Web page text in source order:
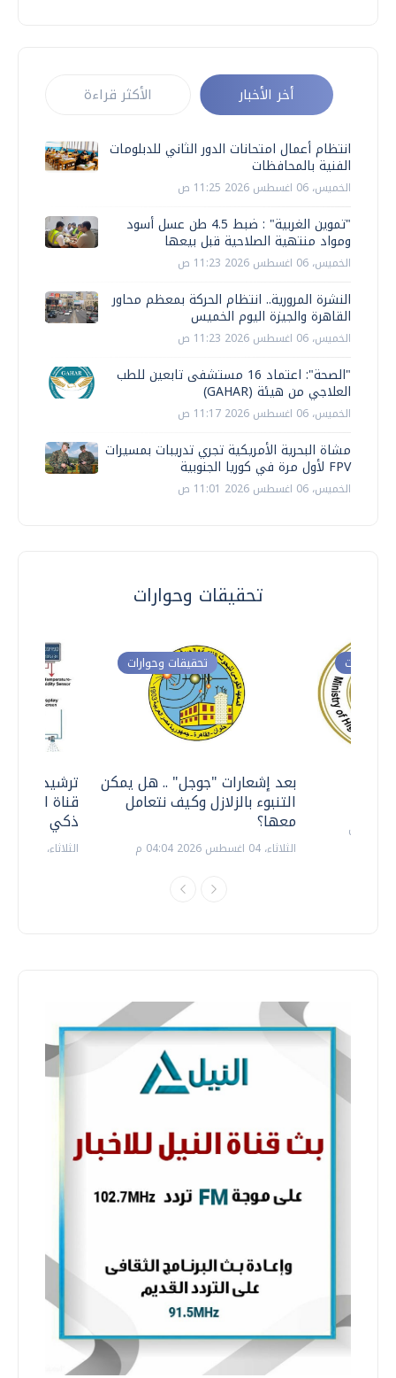
أخر الأخبار الأكثر قراءة
انتظام أعمال امتحانات الدور الثاني للدبلومات
الفنية بالمحافظات
الخميس، 06 اغسطس 2026 11:25 ص
"تموين الغربية" : ضبط 4.5 طن عسل أسود
ومواد منتهية الصلاحية قبل بيعها
الخميس، 06 اغسطس 2026 11:23 ص
النشرة المرورية.. انتظام الحركة بمعظم محاور
القاهرة والجيزة اليوم الخميس
الخميس، 06 اغسطس 2026 11:23 ص
"الصحة": اعتماد 16 مستشفى تابعين للطب
العلاجي من هيئة (GAHAR)
الخميس، 06 اغسطس 2026 11:17 ص
مشاة البحرية الأمريكية تجري تدريبات بمسيرات
FPV لأول مرة في كوريا الجنوبية
الخميس، 06 اغسطس 2026 11:01 ص
تحقيقات وحوارات
ترشيدا
قناة
ذكي
الثلاثاء، 14 يوليو 2026 06:11 م
تحقيقات وحوارات
بعد إشعارات "جوجل" .. هل يمكن
التنبوء بالزلازل وكيف نتعامل
معها؟
الثلاثاء، 04 اغسطس 2026 04:04 م
وحوارات